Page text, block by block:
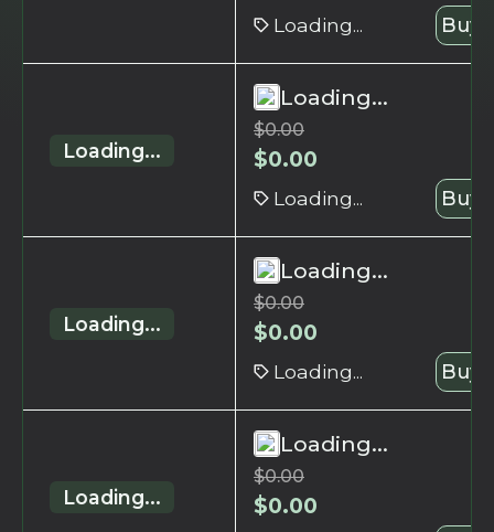
Loading... Buy
Loading...
Loading...
$0.00
$0.00
Loading... Buy
Loading...
Loading...
$0.00
$0.00
Loading... Buy
Loading...
Loading...
$0.00
$0.00